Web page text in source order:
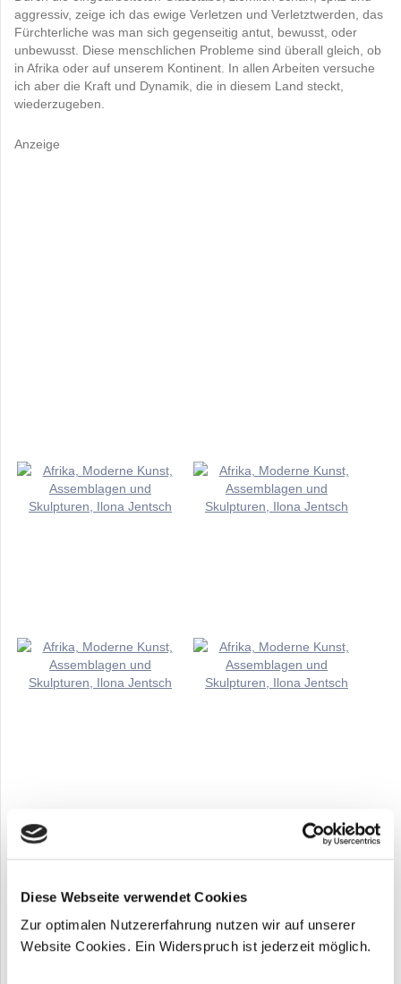
Diese Webseite verwendet Cookies
Zur optimalen Nutzererfahrung nutzen wir auf unserer
Website Cookies. Ein Widerspruch ist jederzeit möglich.
aggressiv, zeige ich das ewige Verletzen und Verletztwerden, das
Fürchterliche was man sich gegenseitig antut, bewusst, oder
unbewusst. Diese menschlichen Probleme sind überall gleich, ob
in Afrika oder auf unserem Kontinent. In allen Arbeiten versuche
ich aber die Kraft und Dynamik, die in diesem Land steckt,
wiederzugeben.
Anzeige